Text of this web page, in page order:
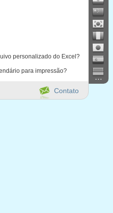
personalizado do Excel?
para impressão?
...
Contato